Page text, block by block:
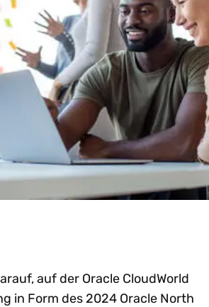
auf der Oracle CloudWorld
in Form des 2024 Oracle North